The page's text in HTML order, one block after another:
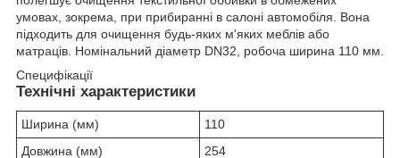
умовах, зокрема, при прибиранні в салоні автомобіля. Вона
підходить для очищення будь-яких м'яких меблів або
матраців. Номінальний діаметр DN32, робоча ширина 110 мм.
Специфікації
Технічні характеристики
Ширина (мм)
110
Довжина (мм)
254